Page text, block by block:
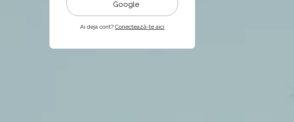
Google
Ai deja cont? Conectează-te aici